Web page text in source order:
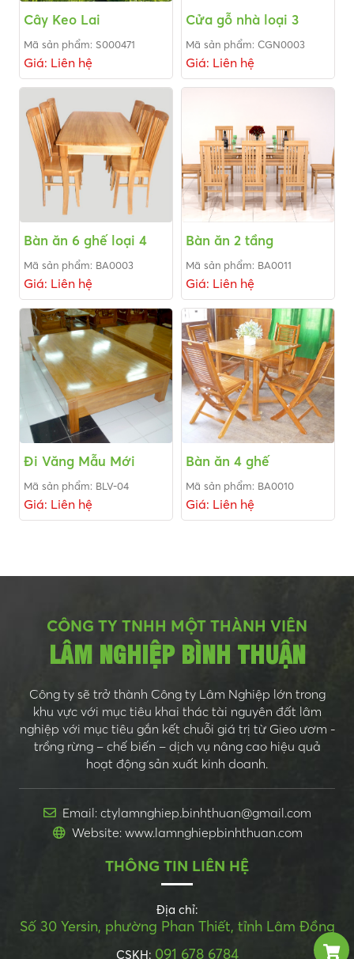
Cây Keo Lai
Mã sản phẩm: S000471
Giá: Liên hệ
Cửa gỗ nhà loại 3
Mã sản phẩm: CGN0003
Giá: Liên hệ
Bàn ăn 6 ghế loại 4
Mã sản phẩm: BA0003
Giá: Liên hệ
Bàn ăn 2 tầng
Mã sản phẩm: BA0011
Giá: Liên hệ
Đi Văng Mẫu Mới
Mã sản phẩm: BLV-04
Giá: Liên hệ
Bàn ăn 4 ghế
Mã sản phẩm: BA0010
Giá: Liên hệ
CÔNG TY TNHH MỘT THÀNH VIÊN
LÂM NGHIỆP BÌNH THUẬN
Công ty sẽ trở thành Công ty Lâm Nghiệp lớn trong
khu vực với mục tiêu khai thác tài nguyên đất lâm
nghiệp với mục tiêu gắn kết chuỗi giá trị từ Gieo ươm -
trồng rừng – chế biến – dịch vụ nâng cao hiệu quả
hoạt động sản xuất kinh doanh.
Email: ctylamnghiep.binhthuan@gmail.com
Website: www.lamnghiepbinhthuan.com
THÔNG TIN LIÊN HỆ
Địa chỉ:
Số 30 Yersin, phường Phan Thiết, tỉnh Lâm Đồng
CSKH: 091 678 6784